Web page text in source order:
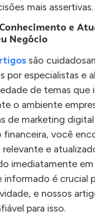
mais assertivas.
e
Negócio
são
por especialistas e
de temas que
o ambiente
de marketing
financeira, você
e
imediatamente em
informado é crucial
e nossos
para isso.